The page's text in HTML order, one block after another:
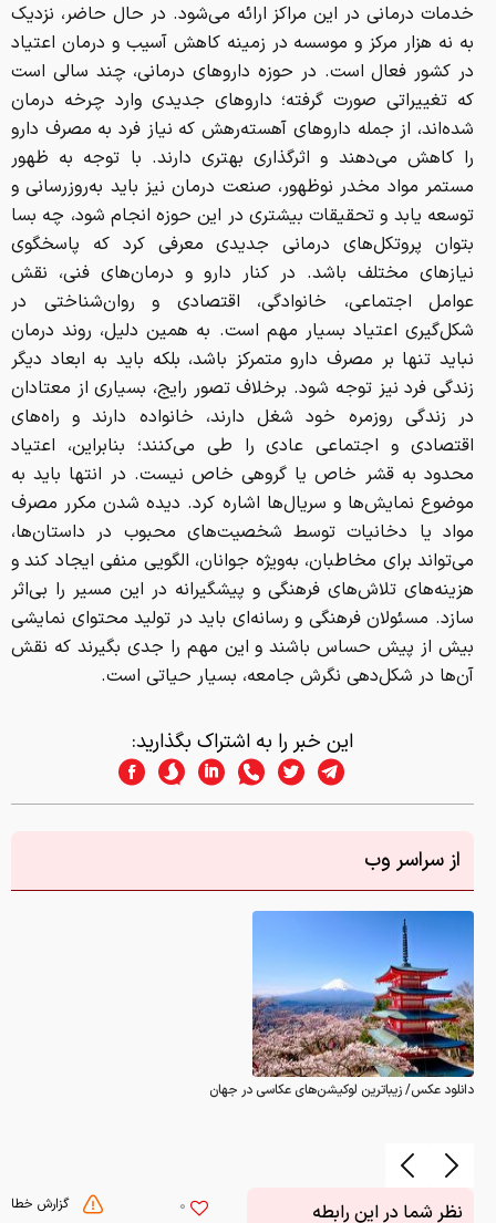
خدمات درمانی در این مراکز ارائه می‌شود. در حال حاضر، نزدیک
به نه هزار مرکز و موسسه در زمینه کاهش آسیب و درمان اعتیاد
در کشور فعال است. در حوزه داروهای درمانی، چند سالی است
که تغییراتی صورت گرفته؛ داروهای جدیدی وارد چرخه درمان
شده‌اند، از جمله داروهای آهسته‌رهش که نیاز فرد به مصرف دارو
را کاهش می‌دهند و اثرگذاری بهتری دارند. با توجه به ظهور
مستمر مواد مخدر نوظهور، صنعت درمان نیز باید به‌روزرسانی و
توسعه یابد و تحقیقات بیشتری در این حوزه انجام شود، چه بسا
بتوان پروتکل‌های درمانی جدیدی معرفی کرد که پاسخگوی
نیازهای مختلف باشد. در کنار دارو و درمان‌های فنی، نقش
عوامل اجتماعی، خانوادگی، اقتصادی و روان‌شناختی در
شکل‌گیری اعتیاد بسیار مهم است. به همین دلیل، روند درمان
نباید تنها بر مصرف دارو متمرکز باشد، بلکه باید به ابعاد دیگر
زندگی فرد نیز توجه شود. برخلاف تصور رایج، بسیاری از معتادان
در زندگی روزمره خود شغل دارند، خانواده دارند و راه‌های
اقتصادی و اجتماعی عادی را طی می‌کنند؛ بنابراین، اعتیاد
محدود به قشر خاص یا گروهی خاص نیست. در انتها باید به
موضوع نمایش‌ها و سریال‌ها اشاره کرد. دیده شدن مکرر مصرف
مواد یا دخانیات توسط شخصیت‌های محبوب در داستان‌ها،
می‌تواند برای مخاطبان، به‌ویژه جوانان، الگویی منفی ایجاد کند و
هزینه‌های تلاش‌های فرهنگی و پیشگیرانه در این مسیر را بی‌اثر
سازد. مسئولان فرهنگی و رسانه‌ای باید در تولید محتوای نمایشی
بیش از پیش حساس باشند و این مهم را جدی بگیرند که نقش
آن‌ها در شکل‌دهی نگرش جامعه، بسیار حیاتی است.
این خبر را به اشتراک بگذارید:
از سراسر وب
دانلود عکس/ زیباترین لوکیشن‌های عکاسی در جهان
گزارش خطا 0 نظر شما در این رابطه